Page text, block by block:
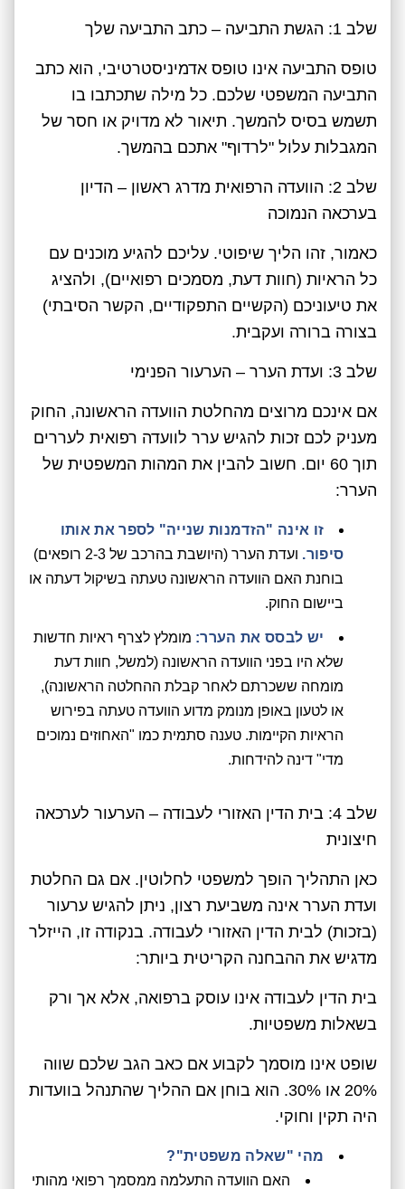
שלב 1: הגשת התביעה – כתב התביעה שלך
טופס התביעה אינו טופס אדמיניסטרטיבי, הוא כתב
התביעה המשפטי שלכם. כל מילה שתכתבו בו
תשמש בסיס להמשך. תיאור לא מדויק או חסר של
המגבלות עלול "לרדוף" אתכם בהמשך.
שלב 2: הוועדה הרפואית מדרג ראשון – הדיון
בערכאה הנמוכה
כאמור, זהו הליך שיפוטי. עליכם להגיע מוכנים עם
כל הראיות (חוות דעת, מסמכים רפואיים), ולהציג
את טיעוניכם (הקשיים התפקודיים, הקשר הסיבתי)
בצורה ברורה ועקבית.
שלב 3: ועדת הערר – הערעור הפנימי
אם אינכם מרוצים מהחלטת הוועדה הראשונה, החוק
מעניק לכם זכות להגיש ערר לוועדה רפואית לעררים
תוך 60 יום. חשוב להבין את המהות המשפטית של
הערר:
זו אינה "הזדמנות שנייה" לספר את אותו
סיפור.
ועדת הערר (היושבת בהרכב של 2-3 רופאים)
בוחנת האם הוועדה הראשונה טעתה בשיקול דעתה או
ביישום החוק.
יש לבסס את הערר: מומלץ לצרף ראיות חדשות
שלא היו בפני הוועדה הראשונה (למשל, חוות דעת
מומחה ששכרתם לאחר קבלת ההחלטה הראשונה),
או לטעון באופן מנומק מדוע הוועדה טעתה בפירוש
הראיות הקיימות. טענה סתמית כמו "האחוזים נמוכים
מדי" דינה להידחות.
שלב 4: בית הדין האזורי לעבודה – הערעור לערכאה
חיצונית
כאן התהליך הופך למשפטי לחלוטין. אם גם החלטת
ועדת הערר אינה משביעת רצון, ניתן להגיש ערעור
(בזכות) לבית הדין האזורי לעבודה. בנקודה זו, הייזלר
מדגיש את ההבחנה הקריטית ביותר:
בית הדין לעבודה אינו עוסק ברפואה, אלא אך ורק
בשאלות משפטיות.
שופט אינו מוסמך לקבוע אם כאב הגב שלכם שווה
20% או 30%. הוא בוחן אם ההליך שהתנהל בוועדות
היה תקין וחוקי.
מהי "שאלה משפטית"?
האם הוועדה התעלמה ממסמך רפואי מהותי